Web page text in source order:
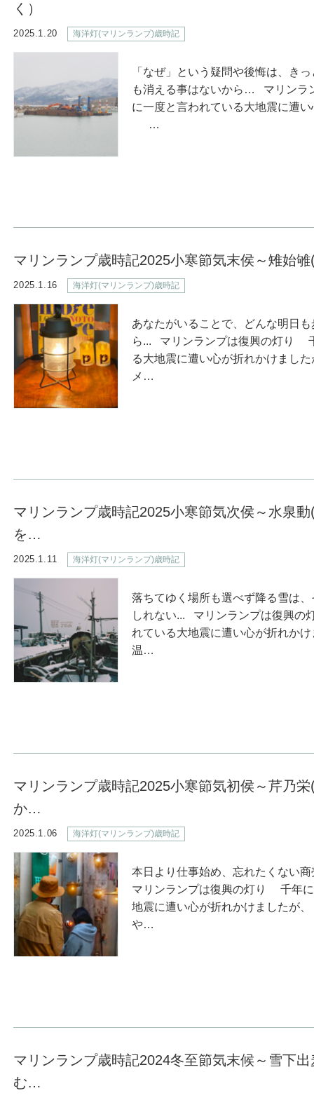
く）
2025.1.20 海洋灯(マリンランプ)歳時記
「なぜ」という疑問や後悔は、き
も消える事はないから… マリン
に一度と言われている大地震に遭
…
マリンランプ歳時記2025小寒節気末侯～雉始
2025.1.16 海洋灯(マリンランプ)歳時記
あなたがいることで、どんな明日
ら... マリンランプは復興の灯り
る大地震に遭い心が折れかけま
メ…
マリンランプ歳時記2025小寒節気次侯～水泉
を…
2025.1.11 海洋灯(マリンランプ)歳時記
落ちてゆく場所も選べず降る雪は
しれない... マリンランプは復興
れている大地震に遭い心が折れ
温…
マリンランプ歳時記2025小寒節気初侯～芹乃
か…
2025.1.06 海洋灯(マリンランプ)歳時記
本日より仕事始め、忘れたくない
マリンランプは復興の灯り 千年
地震に遭い心が折れかけました
や…
マリンランプ歳時記2024冬至節気末候～雪下
む…